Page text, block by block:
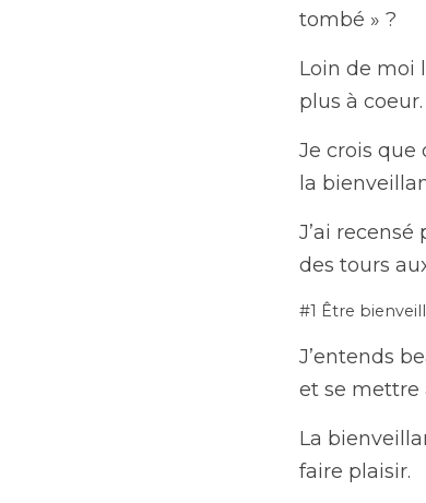
tombé » ?
Loin de moi
plus à coeur.
Je crois que
la
J’ai
des tours
#1 Être
J’entends
et se mettre
La
faire plaisir.